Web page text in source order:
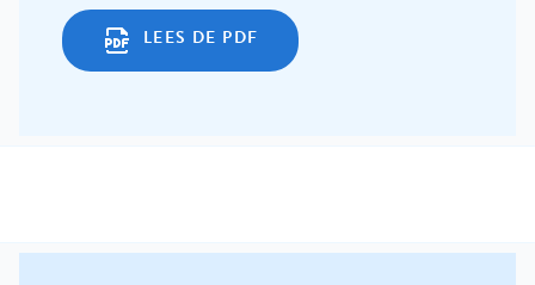
LEES DE PDF